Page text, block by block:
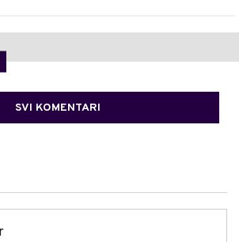
SVI KOMENTARI